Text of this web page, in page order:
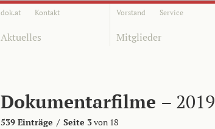
dok.at Kontakt Vorstand Service
Aktuelles Mitglieder
Dokumentarfilme – 2019
539 Einträge / Seite 3von 18